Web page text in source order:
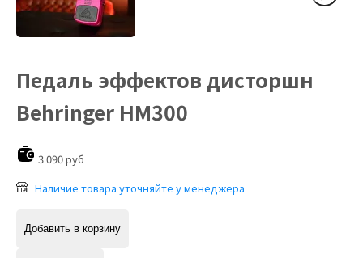
Педаль эффектов дисторшн
Behringer HM300
3 090 руб
Наличие товара уточняйте у менеджера
Добавить в корзину